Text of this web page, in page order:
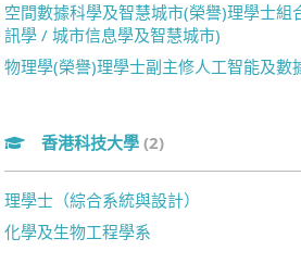
空間數據科學及智慧城市(榮譽)理學士組
訊學 / 城市信息學及智慧城市)
物理學(榮譽)理學士副主修人工智能及數
香港科技大學 (2)
理學士（綜合系統與設計）
化學及生物工程學系